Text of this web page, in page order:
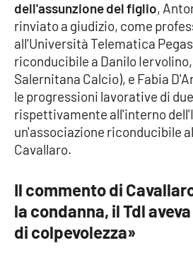
Eventi
Food
Storie
LAC
NETWORK
Lactv.it
Laconair.it
dell'assunzione del figlio,
rinviato a giudizio, come
all'Università Telematica
riconducibile a Danilo
Salernitana Calcio), e Fabia
le progressioni lavorative di
rispettivamente all'interno
un'associazione riconducibile
Cavallaro.
Il commento di
la condanna, il Tdl
di colpevolezza»